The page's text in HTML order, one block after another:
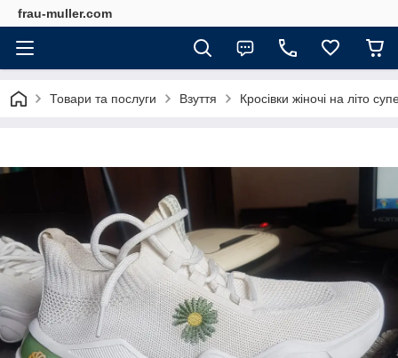
frau-muller.com
Товари та послуги Взуття Кросівки жіночі на літо